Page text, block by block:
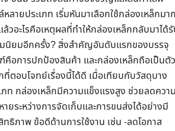
หลายประเภท เริ่มหันมาเลือกใช้กล่องเหล็กมาก
วอะไรคือเหตุผลที่ทำให้กล่องเหล็กกลับมาได้
นิยมอีกครั้ง? สิ่งสำคัญอันดับแรกของบรรจุ
อการปกป้องสินค้า และกล่องเหล็กถือเป็นตัว
ที่ตอบโจทย์เรื่องนี้ได้ดี เมื่อเทียบกับวัสดุบาง
ภท กล่องเหล็กมีความแข็งแรงสูง ช่วยลดความ
ายระหว่างการจัดเก็บและการขนส่งได้อย่างมี
ทธิภาพ ข้อดีด้านการใช้งาน เช่น -ลดโอกาส